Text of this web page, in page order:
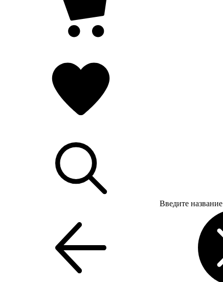
Введите название